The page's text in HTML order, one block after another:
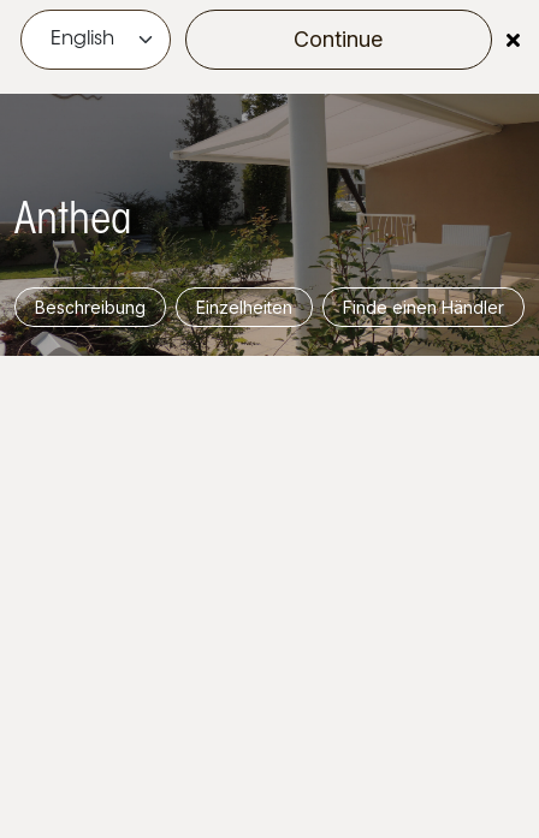
Continue
Anthea
Beschreibung Einzelheiten Finde einen Händler